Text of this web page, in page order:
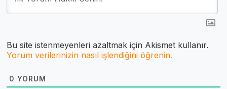
Bu site istenmeyenleri azaltmak için Akismet kullanır.
Yorum verilerinizin nasıl işlendiğini öğrenin.
0 YORUM